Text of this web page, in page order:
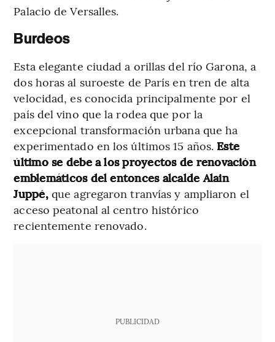
Palacio de Versalles.
Burdeos
Esta elegante ciudad a orillas del río Garona, a
dos horas al suroeste de París en tren de alta
velocidad, es conocida principalmente por el
país del vino que la rodea que por la
excepcional transformación urbana que ha
experimentado en los últimos 15 años. Este
último se debe a los proyectos de renovación
emblemáticos del entonces alcalde Alain
Juppé,que agregaron tranvías y ampliaron el
acceso peatonal al centro histórico
recientemente renovado.
PUBLICIDAD